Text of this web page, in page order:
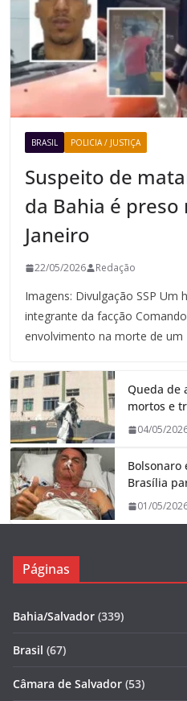
BRASIL POLICIA / JUSTIÇA
Suspeito de
da Bahia é preso
Janeiro
22/05/2026 Redação
Imagens: Divulgação SSP
integrante da facção
envolvimento na morte de um
Queda de
mortos e
04/05/
Bolsonaro
Brasília
01/05/
Páginas
Bahia/Salvador (339)
Brasil (67)
Câmara de Salvador (53)